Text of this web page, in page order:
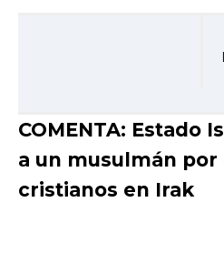
COMENTA: Estado
a un musulmán
cristianos en Irak